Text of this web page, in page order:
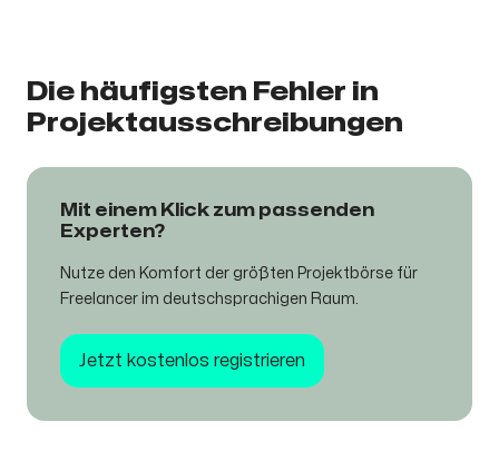
Die häufigsten Fehler in
Projektausschreibungen
Mit einem Klick zum passenden
Experten?
Nutze den Komfort der größten Projektbörse für
Freelancer im deutschsprachigen Raum.​
Jetzt kostenlos registrieren